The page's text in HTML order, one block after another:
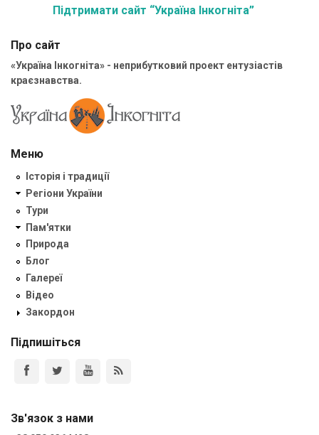
Підтримати сайт “Україна Інкогніта”
Про сайт
«Україна Інкогніта» - неприбутковий проект ентузіастів
краєзнавства.
Меню
Історія і традиції
Регіони України
Тури
Пам'ятки
Природа
Блог
Галереї
Відео
Закордон
Підпишіться
Зв'язок з нами